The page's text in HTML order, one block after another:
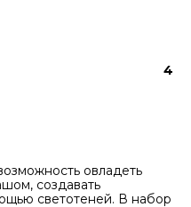
4
овладеть
создавать
светотеней. В набор